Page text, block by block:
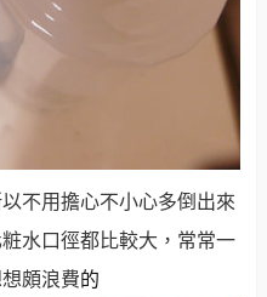
不用擔心不小心多倒出來
水口徑都比較大，常常一
頗浪費的